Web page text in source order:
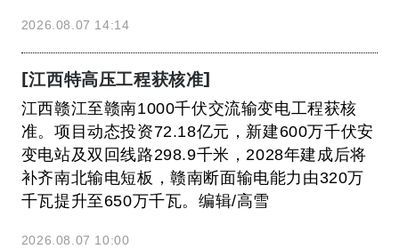
2026.08.07 14:14
[江西特高压工程获核准]
江西赣江至赣南1000千伏交流输变电工程获核
准。项目动态投资72.18亿元，新建600万千伏安
变电站及双回线路298.9千米，2028年建成后将
补齐南北输电短板，赣南断面输电能力由320万
千瓦提升至650万千瓦。编辑/高雪
2026.08.07 10:00